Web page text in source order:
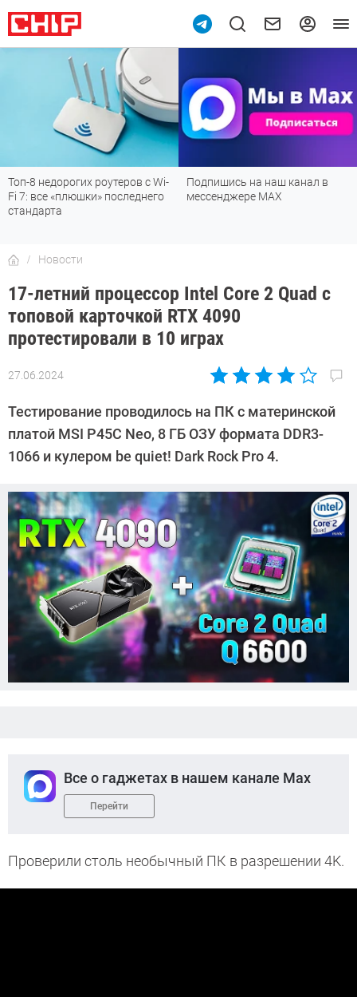
Топ-8 недорогих роутеров с Wi-
Fi 7: все «плюшки» последнего
стандарта
Подпишись на наш канал в
мессенджере МАХ
Новости
17-летний процессор Intel Core 2 Quad с
топовой карточкой RTX 4090
протестировали в 10 играх
27.06.2024
Автор:
Калашников
Тестирование проводилось на ПК с материнской
платой MSI P45C Neo, 8 ГБ ОЗУ формата DDR3-
1066 и кулером be quiet! Dark Rock Pro 4.
Все о гаджетах в нашем канале Max
Перейти
Проверили столь необычный ПК в разрешении 4K.